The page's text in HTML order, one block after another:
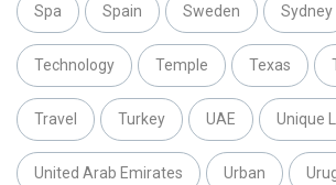
Spa Spain Sweden Sydney
Technology Temple Texas
Travel Turkey UAE Unique
United Arab Emirates Urban